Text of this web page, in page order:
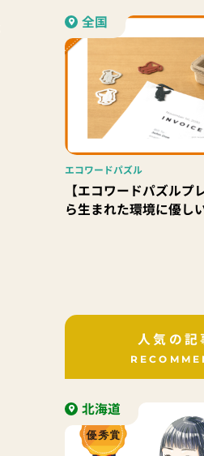
全国
エコワードパズル
【エコワードパズルプ
ら生まれた環境に優し
人気の記
北海道